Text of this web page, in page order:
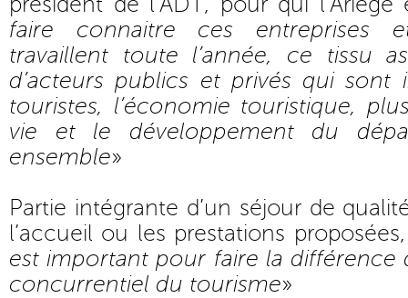
faire connaitre ces entreprises
travaillent toute l’année, ce tissu
d’acteurs publics et privés qui sont
touristes, l’économie touristique,
vie et le développement du
ensemble»
Partie intégrante d’un séjour de
l’accueil ou les prestations
est important pour faire la différence
concurrentiel du tourisme»